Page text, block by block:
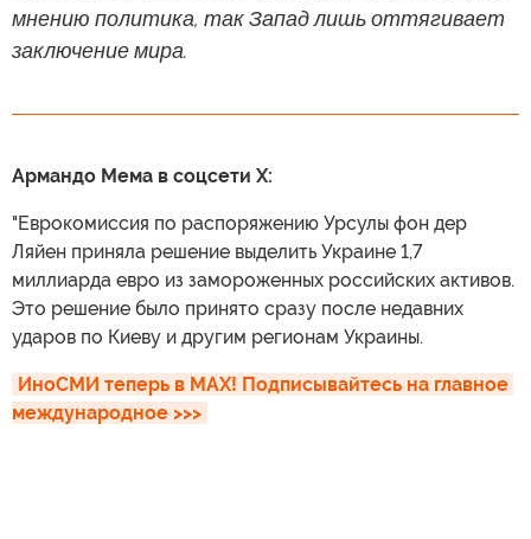
мнению политика, так Запад лишь оттягивает
заключение мира.
Армандо Мема в соцсети X:
"Еврокомиссия по распоряжению Урсулы фон дер
Ляйен приняла решение выделить Украине 1,7
миллиарда евро из замороженных российских активов.
Это решение было принято сразу после недавних
ударов по Киеву и другим регионам Украины.
ИноСМИ теперь в MAX! Подписывайтесь на главное
международное >>>